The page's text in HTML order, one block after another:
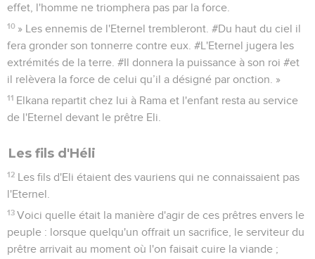
effet, l'homme ne triomphera pas par la force.
10 » Les ennemis de l'Eternel trembleront. #Du haut du ciel il
fera gronder son tonnerre contre eux. #L'Eternel jugera les
extrémités de la terre. #Il donnera la puissance à son roi #et
il relèvera la force de celui qu’il a désigné par onction. »
11 Elkana repartit chez lui à Rama et l'enfant resta au service
de l'Eternel devant le prêtre Eli.
Les fils d'Héli
12 Les fils d'Eli étaient des vauriens qui ne connaissaient pas
l'Eternel.
13 Voici quelle était la manière d'agir de ces prêtres envers le
peuple : lorsque quelqu'un offrait un sacrifice, le serviteur du
prêtre arrivait au moment où l'on faisait cuire la viande ;